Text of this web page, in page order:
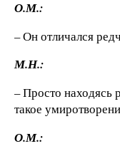
О.М.:
– Он отличался
М.Н.:
– Просто находясь
такое
О.М.: